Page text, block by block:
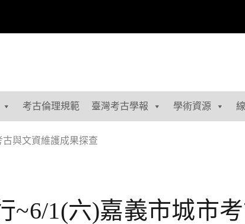
考古倫理規範 臺灣考古學報 學術資源
古與文資維護成果探查
~6/1(六)嘉義市城市